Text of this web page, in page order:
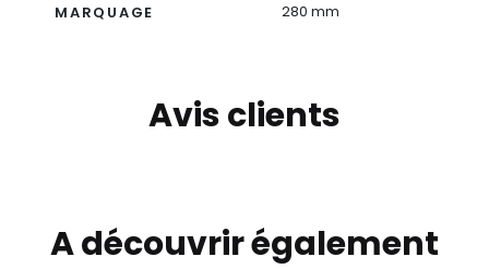
MARQUAGE
280 mm
Avis clients
A découvrir également